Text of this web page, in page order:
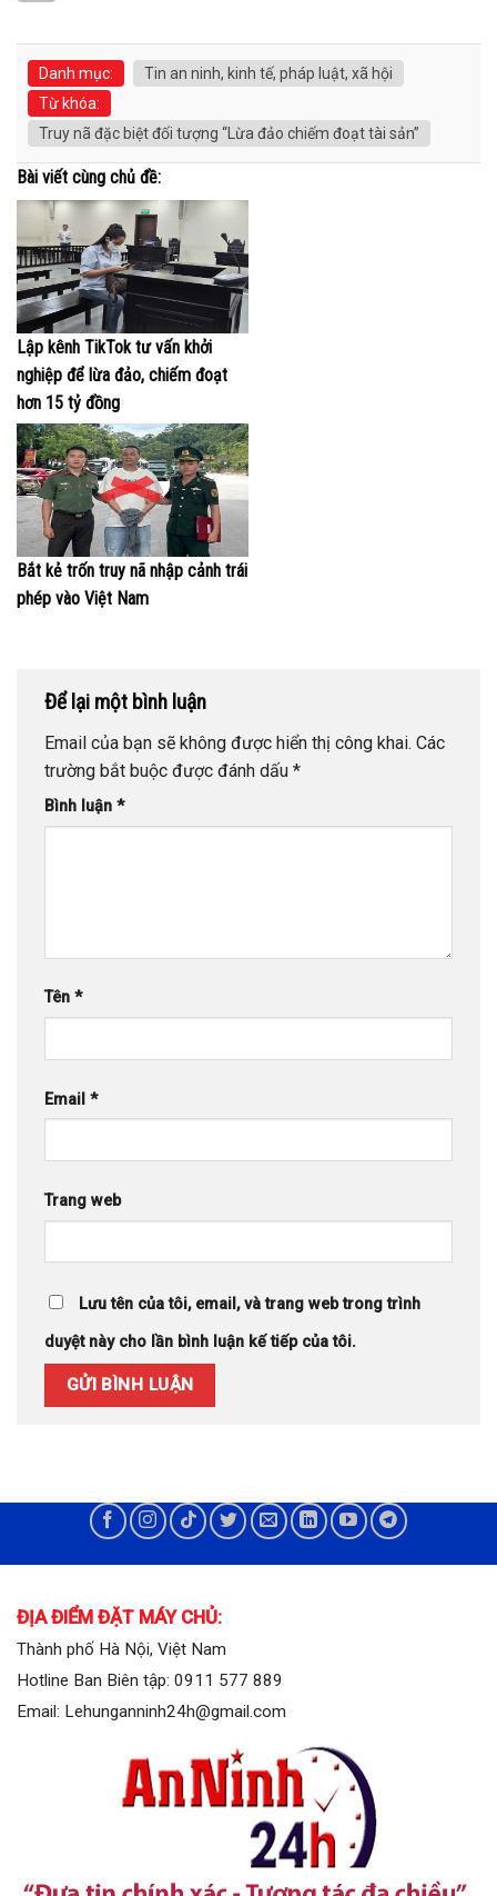
Danh mục:
Tin an ninh, kinh tế, pháp luật, xã hội
Từ khóa:
Truy nã đặc biệt đối tượng “Lừa đảo chiếm đoạt tài sản”
Bài viết cùng chủ đề:
Lập kênh TikTok tư vấn khởi
nghiệp để lừa đảo, chiếm đoạt
hơn 15 tỷ đồng
Bắt kẻ trốn truy nã nhập cảnh trái
phép vào Việt Nam
Để lại một bình luận
Email của bạn sẽ không được hiển thị công khai. Các
trường bắt buộc được đánh dấu *
Bình luận *
Tên *
Email *
Trang web
Lưu tên của tôi, email, và trang web trong trình
duyệt này cho lần bình luận kế tiếp của tôi.
ĐỊA ĐIỂM ĐẶT MÁY CHỦ:
Thành phố Hà Nội, Việt Nam
Hotline Ban Biên tập: 0911 577 889
Email: Lehunganninh24h@gmail.com